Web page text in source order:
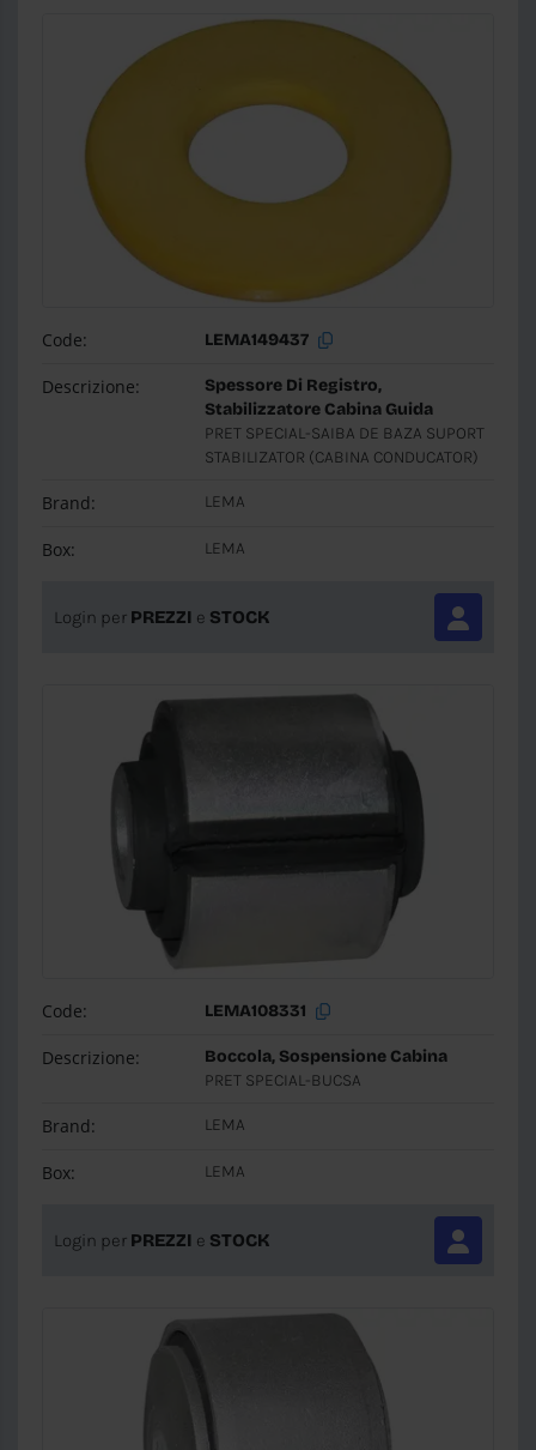
Code: LEMA149437
Descrizione:
Spessore Di Registro,
Stabilizzatore Cabina Guida
PRET SPECIAL-SAIBA DE BAZA SUPORT
STABILIZATOR (CABINA CONDUCATOR)
Brand: LEMA
Box: LEMA
Login per PREZZI e STOCK
Code: LEMA108331
Descrizione:
Boccola, Sospensione Cabina
PRET SPECIAL-BUCSA
Brand: LEMA
Box: LEMA
Login per PREZZI e STOCK